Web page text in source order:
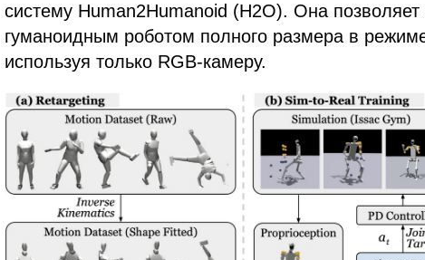
систему Human2Humanoid (H2O). Она
гуманоидным роботом полного размера в
используя только RGB-камеру.